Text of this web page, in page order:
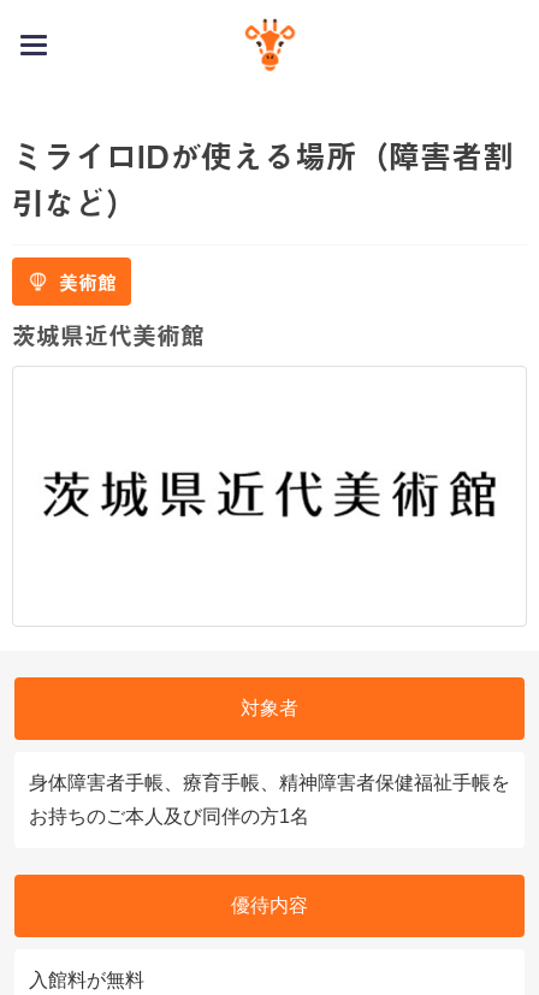
toggle
ミライロIDが使える場所（障害者割
引など）
美術館
茨城県近代美術館
対象者
身体障害者手帳、療育手帳、精神障害者保健福祉手帳を
お持ちのご本人及び同伴の方1名
優待内容
入館料が無料